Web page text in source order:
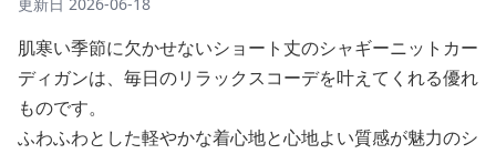
肌寒い季節に欠かせないショート丈のシャギーニットカー
ディガンは、毎日のリラックスコーデを叶えてくれる優れ
ものです。
ふわふわとした軽やかな着心地と心地よい質感が魅力のシ